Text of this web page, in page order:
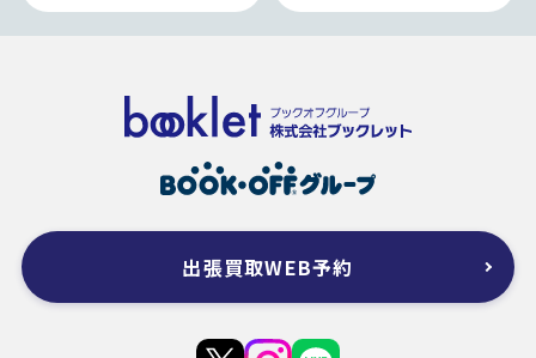
出張買取WEB予約